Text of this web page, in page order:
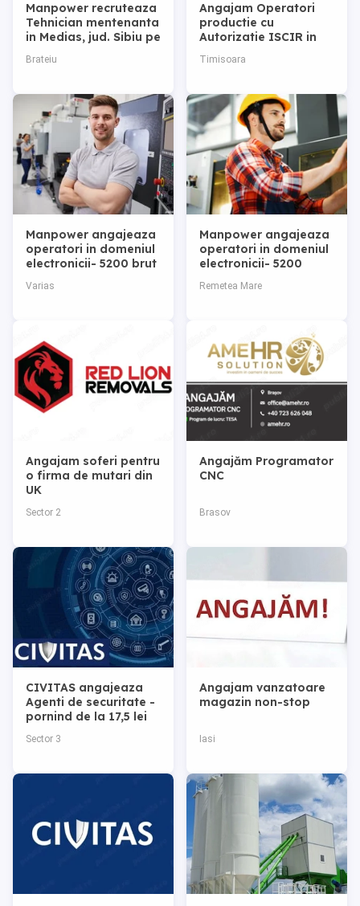
Manpower recruteaza
Tehnician mentenanta
in Medias, jud. Sibiu pe
nedeterminata
Brateiu
Angajam Operatori
productie cu
Autorizatie ISCIR in
Timisoara
Manpower angajeaza
operatori in domeniul
electronicii- 5200 brut
Varias
Manpower angajeaza
operatori in domeniul
electronicii- 5200
Remetea Mare
Angajam soferi pentru
o firma de mutari din
UK
Sector 2
Angajăm Programator
CNC
Brasov
CIVITAS angajeaza
Agenti de securitate -
pornind de la 17,5 lei
Sector 3
Angajam vanzatoare
magazin non-stop
Iasi